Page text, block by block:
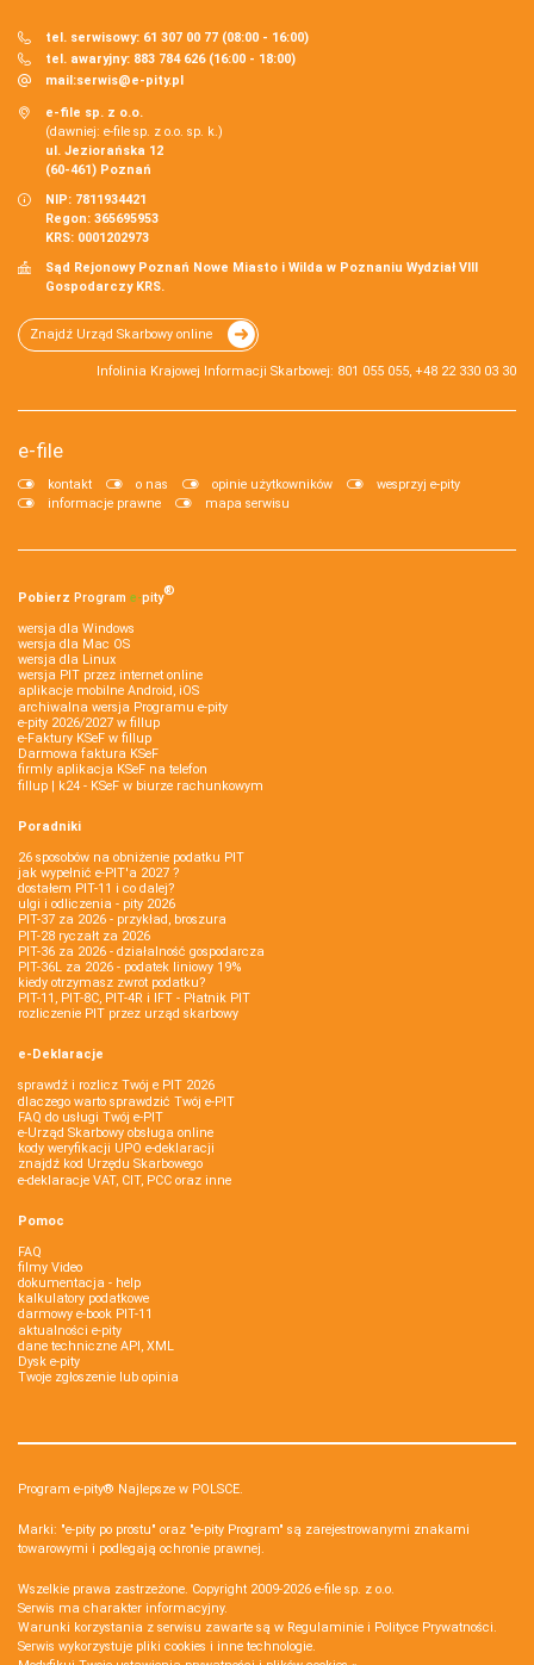
tel. serwisowy: 61 307 00 77 (08:00 - 16:00)
tel. awaryjny: 883 784 626 (16:00 - 18:00)
mail:serwis@e-pity.pl
e-file sp. z o.o.
(dawniej: e-file sp. z o.o. sp. k.)
ul. Jeziorańska 12
(60-461) Poznań
NIP: 7811934421
Regon: 365695953
KRS: 0001202973
Sąd Rejonowy Poznań Nowe Miasto i Wilda w Poznaniu Wydział VIII
Gospodarczy KRS.
Znajdź Urząd Skarbowy online
Infolinia Krajowej Informacji Skarbowej: 801 055 055, +48 22 330 03 30
e-file
kontakt o nas opinie użytkowników
wesprzyj e-pity
informacje prawne
mapa serwisu
Pobierz Program e‑pity®
wersja dla Windows
wersja dla Mac OS
wersja dla Linux
wersja PIT przez internet online
aplikacje mobilne Android, iOS
archiwalna wersja Programu e-pity
e-pity 2026/2027 w fillup
e‑Faktury KSeF w fillup
Darmowa faktura KSeF
firmly aplikacja KSeF na telefon
fillup | k24 - KSeF w biurze rachunkowym
Poradniki
26 sposobów na obniżenie podatku PIT
jak wypełnić e-PIT'a 2027 ?
dostałem PIT-11 i co dalej?
ulgi i odliczenia - pity 2026
PIT-37 za 2026 - przykład, broszura
PIT-28 ryczałt za 2026
PIT-36 za 2026 - działalność gospodarcza
PIT-36L za 2026 - podatek liniowy 19%
kiedy otrzymasz zwrot podatku?
PIT-11, PIT-8C, PIT-4R i IFT - Płatnik PIT
rozliczenie PIT przez urząd skarbowy
e-Deklaracje
sprawdź i rozlicz Twój e PIT 2026
dlaczego warto sprawdzić Twój e-PIT
FAQ do usługi Twój e-PIT
e-Urząd Skarbowy obsługa online
kody weryfikacji UPO e-deklaracji
znajdź kod Urzędu Skarbowego
e-deklaracje VAT, CIT, PCC oraz inne
Pomoc
FAQ
filmy Video
dokumentacja - help
kalkulatory podatkowe
darmowy e-book PIT-11
aktualności e-pity
dane techniczne API, XML
Dysk e-pity
Twoje zgłoszenie lub opinia
Program e-pity® Najlepsze w POLSCE.
Marki: "e-pity po prostu" oraz "e-pity Program" są zarejestrowanymi znakami
towarowymi i podlegają ochronie prawnej.
Wszelkie prawa zastrzeżone. Copyright 2009-2026 e-file sp. z o.o.
Serwis ma charakter informacyjny.
Warunki korzystania z serwisu zawarte są w Regulaminie i Polityce Prywatności.
Serwis wykorzystuje pliki cookies i inne technologie.